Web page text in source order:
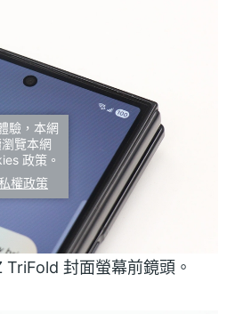
封面螢幕前鏡頭。
驗，本網
覽本網
政策。
權政策